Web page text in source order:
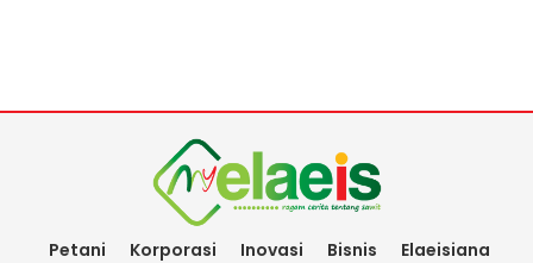
Petani Korporasi Inovasi Bisnis Elaeisiana